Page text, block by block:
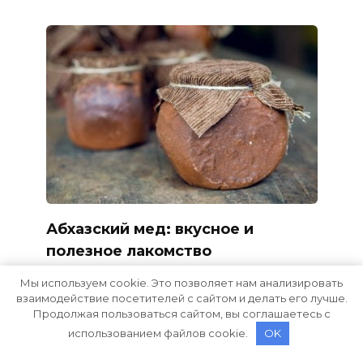
Абхазский мед: вкусное и
полезное лакомство
Мы используем cookie. Это позволяет нам анализировать
взаимодействие посетителей с сайтом и делать его лучше.
Продолжая пользоваться сайтом, вы соглашаетесь с
использованием файлов cookie.
OK